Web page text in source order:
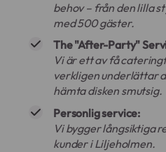
behov – från den lilla
med 500 gäster.
The "After-Party"
Vi är ett av få
verkligen underlättar
hämta disken smutsig.
Personlig service:
Vi bygger långsiktiga
kunder i Liljeholmen.